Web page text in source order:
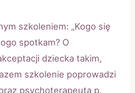
szkoleniem: „Kogo się
spotkam? O
dziecka takim,
szkolenie poprowadzi
psychoterapeuta p.